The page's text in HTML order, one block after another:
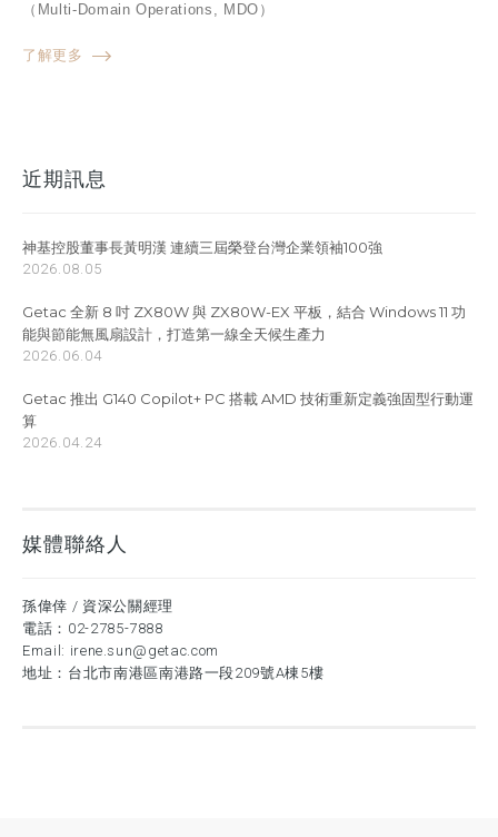
（Multi-Domain Operations, MDO）
了解更多
近期訊息
神基控股董事長黃明漢 連續三屆榮登台灣企業領袖100強
2026.08.05
Getac 全新 8 吋 ZX80W 與 ZX80W-EX 平板，結合 Windows 11 功
能與節能無風扇設計，打造第一線全天候生產力
2026.06.04
Getac 推出 G140 Copilot+ PC 搭載 AMD 技術重新定義強固型行動運
算
2026.04.24
媒體聯絡人
孫偉倖 / 資深公關經理
電話： 02-2785-7888
Email: irene.sun@getac.com
地址：台北市南港區南港路一段209號A棟5樓